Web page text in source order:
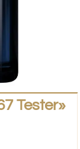
Tester»